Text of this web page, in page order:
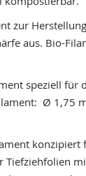
zur
aus. Bio-
speziell für
Ø 1,75
konzipiert